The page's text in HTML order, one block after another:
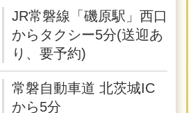
JR常磐線「磯原駅」西口
からタクシー5分(送迎あ
り、要予約)
常磐自動車道 北茨城IC
から5分